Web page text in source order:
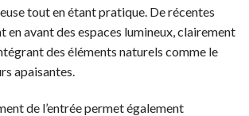
tout en étant pratique. De récentes
en avant des espaces lumineux, clairement
des éléments naturels comme le
apaisantes.
de l’entrée permet également